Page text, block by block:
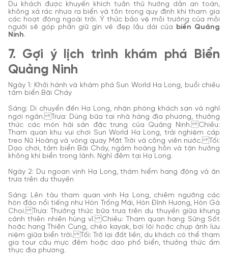
Du khách được khuyến khích tuân thủ hướng dẫn an toàn,
không xả rác nhựa ra biển và tôn trọng quy định khi tham gia
các hoạt động ngoài trời. Ý thức bảo vệ môi trường của mỗi
người sẽ góp phần giữ gìn vẻ đẹp lâu dài của biển Quảng
Ninh.
7. Gợi ý lịch trình khám phá Biển
Quảng Ninh
Ngày 1: Khởi hành và khám phá Sun World Ha Long, buổi chiều
tắm biển Bãi Cháy
Sáng: Di chuyển đến Hạ Long, nhận phòng khách sạn và nghỉ
ngơi ngắn. Trưa: Dùng bữa tại nhà hàng địa phương, thưởng
thức các món hải sản đặc trưng của Quảng Ninh. Chiều:
Tham quan khu vui chơi Sun World Ha Long, trải nghiệm cáp
treo Nữ Hoàng và vòng quay Mặt Trời và công viên nước. Tối:
Dạo chơi, tắm biển Bãi Cháy, ngắm hoàng hôn và tận hưởng
không khí biển trong lành. Nghỉ đêm tại Hạ Long.
Ngày 2: Du ngoạn vịnh Hạ Long, thám hiểm hang động và ăn
trưa trên du thuyền
Sáng: Lên tàu tham quan vịnh Hạ Long, chiêm ngưỡng các
hòn đảo nổi tiếng như Hòn Trống Mái, Hòn Đỉnh Hương, Hòn Gà
Chọi. Trưa: Thưởng thức bữa trưa trên du thuyền giữa khung
cảnh thiên nhiên hùng vĩ. Chiều: Tham quan hang Sửng Sốt
hoặc hang Thiên Cung, chèo kayak, bơi lội hoặc chụp ảnh lưu
niệm giữa biển trời. Tối: Trở lại đất liền, du khách có thể tham
gia tour câu mực đêm hoặc dạo phố biển, thưởng thức ẩm
thực địa phương.